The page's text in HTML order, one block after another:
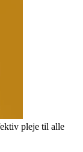
pleje til alle